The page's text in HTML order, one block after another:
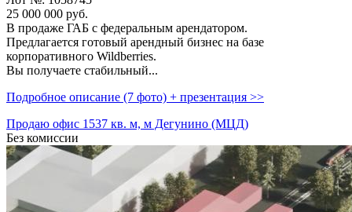
25 000 000 руб.
В продаже ГАБ с федеральным арендатором.
Предлагается готовый арендный бизнес на базе
корпоративного Wildberries.
Вы получаете стабильный...
Подробное описание (7 фото) + презентация >>
Продаю офис 1537 кв. м, м Дегунино (МЦД)
Без комиссии